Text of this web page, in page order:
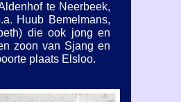
te Neerbeek,
Huub Bemelmans,
die ook jong en
zoon van Sjang en
plaats Elsloo.